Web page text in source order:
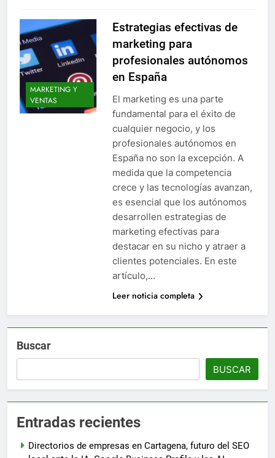
MARKETING Y
VENTAS
Estrategias efectivas de
marketing para
profesionales autónomos
en España
El marketing es una parte
fundamental para el éxito de
cualquier negocio, y los
profesionales autónomos en
España no son la excepción. A
medida que la competencia
crece y las tecnologías avanzan,
es esencial que los autónomos
desarrollen estrategias de
marketing efectivas para
destacar en su nicho y atraer a
clientes potenciales. En este
artículo,…
Leer noticia completa
Buscar
BUSCAR
Entradas recientes
Directorios de empresas en Cartagena, futuro del SEO